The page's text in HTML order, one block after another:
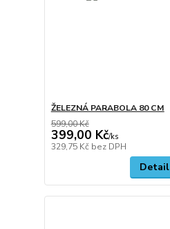
ŽELEZNÁ PARABOLA 80 CM
599,00 Kč
399,00 Kč/ks
329,75 Kč bez DPH
Detail